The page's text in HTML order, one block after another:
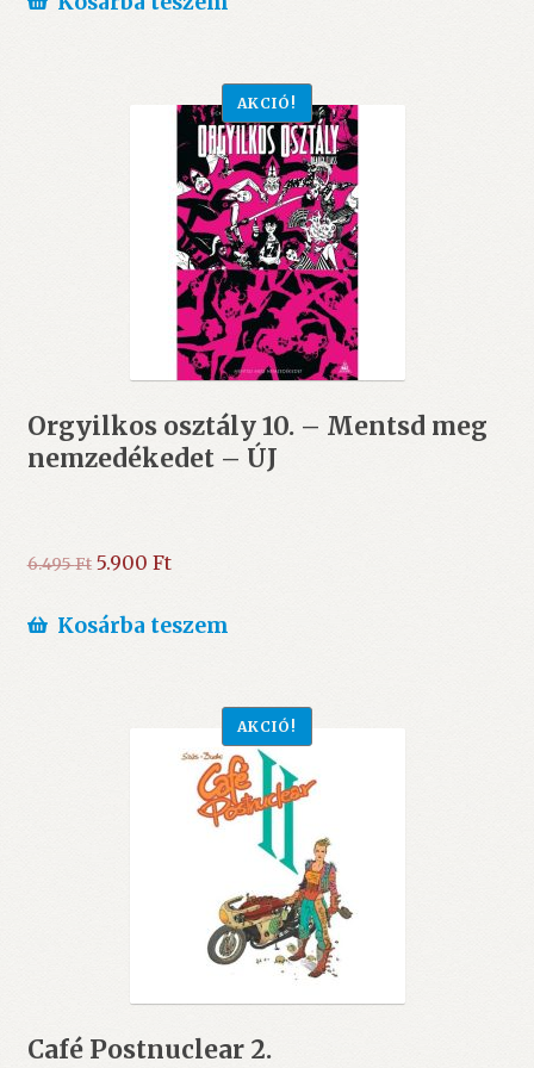
Orgyilkos osztály 10. – Mentsd meg
nemzedékedet – ÚJ
AKCIÓ!
6.495Ft Original
was:
5.900 FtCurrent
is:
Kosárba teszem
Café Postnuclear 2.
AKCIÓ!